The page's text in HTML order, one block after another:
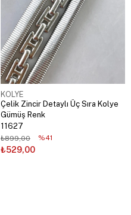
KOLYE
Çelik Zincir Detaylı Üç Sıra Kolye
Gümüş Renk
11627
₺529,00
₺899,00 %41